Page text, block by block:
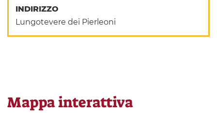
INDIRIZZO
Lungotevere dei Pierleoni
Mappa interattiva